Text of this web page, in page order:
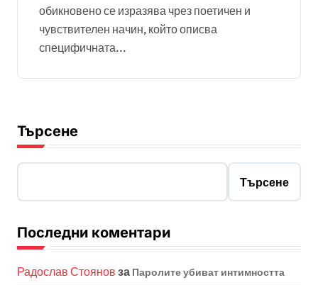
обикновено се изразява чрез поетичен и
чувствителен начин, който описва
специфичната...
Търсене
Търсене
Последни коментари
Радослав Стоянов за Паролите убиват интимността